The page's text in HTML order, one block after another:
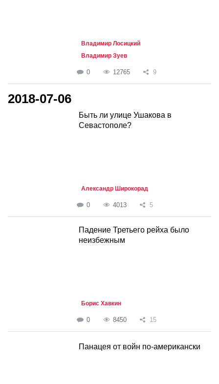
Владимир Лосицкий
Владимир Зуев
0 12765 9
2018-07-06
Быть ли улице Ушакова в
Севастополе?
Александр Широкорад
0 4013 5
Падение Третьего рейха было
неизбежным
Борис Хавкин
0 8450 15
Панацея от войн по-американски